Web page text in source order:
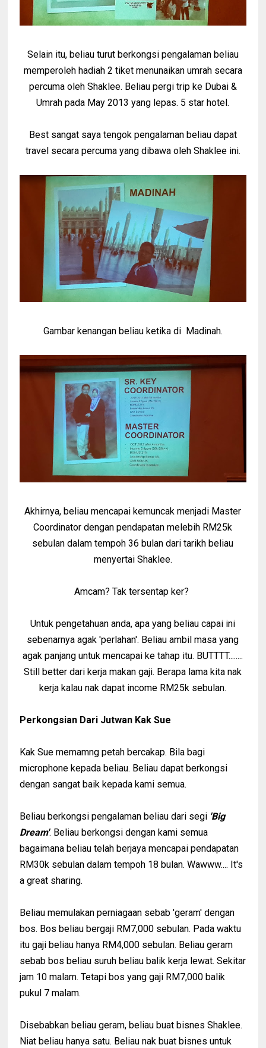
Selain itu, beliau turut berkongsi pengalaman beliau
memperoleh hadiah 2 tiket menunaikan umrah secara
percuma oleh Shaklee. Beliau pergi trip ke Dubai &
Umrah pada May 2013 yang lepas. 5 star hotel.
Best sangat saya tengok pengalaman beliau dapat
travel secara percuma yang dibawa oleh Shaklee ini.
Gambar kenangan beliau ketika di Madinah.
Akhirnya, beliau mencapai kemuncak menjadi Master
Coordinator dengan pendapatan melebih RM25k
sebulan dalam tempoh 36 bulan dari tarikh beliau
menyertai Shaklee.
Amcam? Tak tersentap ker?
Untuk pengetahuan anda, apa yang beliau capai ini
sebenarnya agak 'perlahan'. Beliau ambil masa yang
agak panjang untuk mencapai ke tahap itu. BUTTTT........
Still better dari kerja makan gaji. Berapa lama kita nak
kerja kalau nak dapat income RM25k sebulan.
Perkongsian Dari Jutwan Kak Sue
Kak Sue memamng petah bercakap. Bila bagi
microphone kepada beliau. Beliau dapat berkongsi
dengan sangat baik kepada kami semua.
Beliau berkongsi pengalaman beliau dari segi 'Big
Dream'. Beliau berkongsi dengan kami semua
bagaimana beliau telah berjaya mencapai pendapatan
RM30k sebulan dalam tempoh 18 bulan. Wawww.... It's
a great sharing.
Beliau memulakan perniagaan sebab 'geram' dengan
bos. Bos beliau bergaji RM7,000 sebulan. Pada waktu
itu gaji beliau hanya RM4,000 sebulan. Beliau geram
sebab bos beliau suruh beliau balik kerja lewat. Sekitar
jam 10 malam. Tetapi bos yang gaji RM7,000 balik
pukul 7 malam.
Disebabkan beliau geram, beliau buat bisnes Shaklee.
Niat beliau hanya satu. Beliau nak buat bisnes untuk